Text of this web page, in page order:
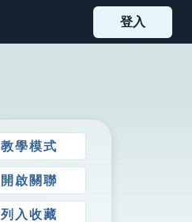
登入
教學模式
開啟關聯
列入收藏